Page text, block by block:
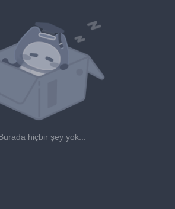
Burada hiçbir şey yok...